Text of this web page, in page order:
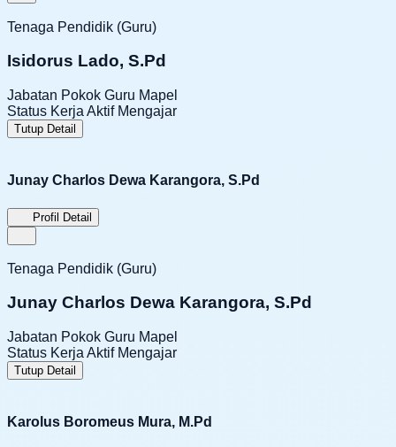
Tenaga Pendidik (Guru)
Isidorus Lado, S.Pd
Jabatan Pokok Guru Mapel
Status Kerja Aktif Mengajar
Tutup Detail
Junay Charlos Dewa Karangora, S.Pd
Profil Detail
Tenaga Pendidik (Guru)
Junay Charlos Dewa Karangora, S.Pd
Jabatan Pokok Guru Mapel
Status Kerja Aktif Mengajar
Tutup Detail
Karolus Boromeus Mura, M.Pd